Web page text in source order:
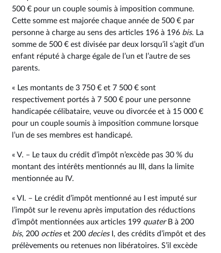
500 € pour un couple soumis à imposition commune.
Cette somme est majorée chaque année de 500 € par
personne à charge au sens des articles 196 à 196 bis. La
somme de 500 € est divisée par deux lorsqu’il s’agit d’un
enfant réputé à charge égale de l’un et l’autre de ses
parents.
« Les montants de 3 750 € et 7 500 € sont
respectivement portés à 7 500 € pour une personne
handicapée célibataire, veuve ou divorcée et à 15 000 €
pour un couple soumis à imposition commune lorsque
l’un de ses membres est handicapé.
« V. – Le taux du crédit d’impôt n’excède pas 30 % du
montant des intérêts mentionnés au III, dans la limite
mentionnée au IV.
« VI. – Le crédit d’impôt mentionné au I est imputé sur
l’impôt sur le revenu après imputation des réductions
d’impôt mentionnées aux articles 199 quaterB à 200
bis, 200 octieset 200 deciesI, des crédits d’impôt et des
prélèvements ou retenues non libératoires. S’il excède